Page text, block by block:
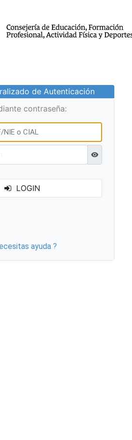
de Autenticación
contraseña:
Ver
LOGIN
ayuda ?